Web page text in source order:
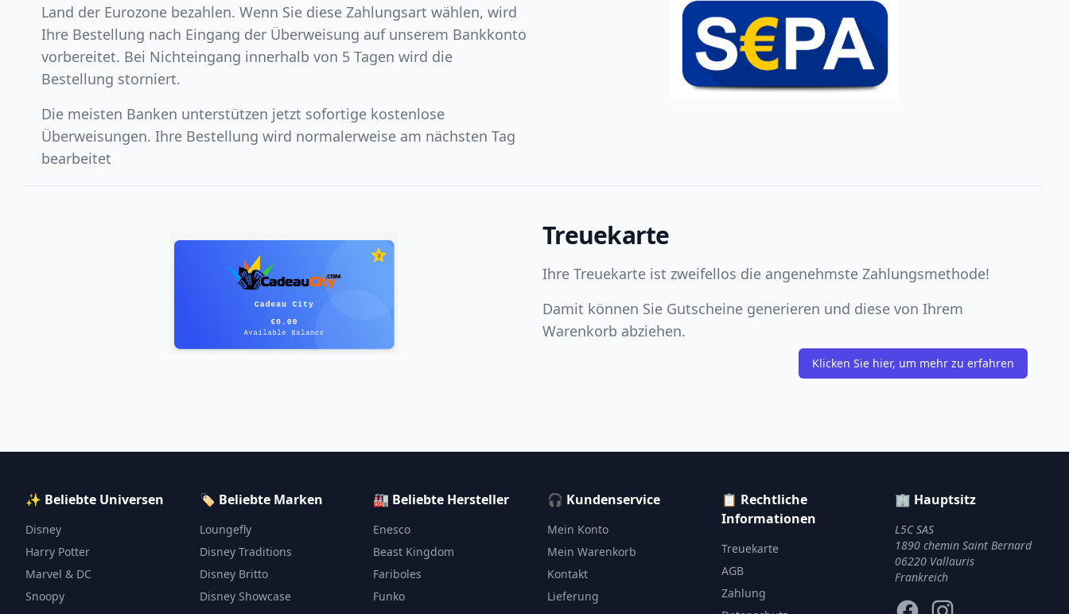
Land der Eurozone bezahlen. Wenn Sie diese Zahlungsart wählen, wird
Ihre Bestellung nach Eingang der Überweisung auf unserem Bankkonto
vorbereitet. Bei Nichteingang innerhalb von 5 Tagen wird die
Bestellung storniert.
Die meisten Banken unterstützen jetzt sofortige kostenlose
Überweisungen. Ihre Bestellung wird normalerweise am nächsten Tag
bearbeitet
Treuekarte
Ihre Treuekarte ist zweifellos die angenehmste Zahlungsmethode!
Damit können Sie Gutscheine generieren und diese von Ihrem
Warenkorb abziehen.
Klicken Sie hier, um mehr zu erfahren
✨ Beliebte Universen
Disney
Harry Potter
Marvel & DC
Snoopy
🏷️ Beliebte Marken
Loungefly
Disney Traditions
Disney Britto
Disney Showcase
🏭 Beliebte Hersteller
Enesco
Beast Kingdom
Fariboles
Funko
🎧 Kundenservice
Mein Konto
Mein Warenkorb
Kontakt
Lieferung
📋 Rechtliche
Informationen
Treuekarte
AGB
Zahlung
🏢 Hauptsitz
L5C SAS
1890 chemin Saint Bernard
06220 Vallauris
Frankreich
FacebookInstagram